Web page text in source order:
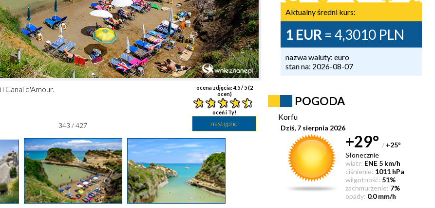
ocena zdjęcia:4.5/ 5 (2
ocen)
oceń i Ty!
Canal d'Amour.
następne
343 / 427
Aktualny średni kurs:
1 EUR = 4,3010 PLN
nazwa waluty: euro
stan na: 2026-08-07
POGODA
Korfu
Dziś, 7 sierpnia 2026
+29° / +25°
Słonecznie
wiatr: ENE 5 km/h
ciśnienie: 1011 hPa
wilgotność: 51%
zachmurzenie: 7%
opady: 0.0 mm/h